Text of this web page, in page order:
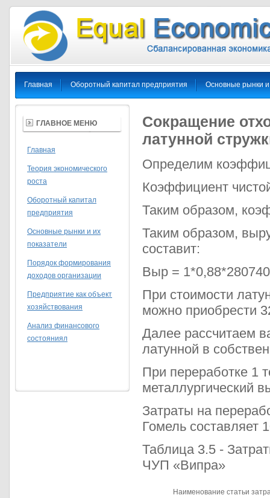
Главная Оборотный капитал предприятия Основные рынки и
Сокращение
латунной
Определим
Коэффициент
Таким образом,
Таким образом,
составит:
Выр =
При стоимости
можно приобрести
Далее рассчитаем
латунной в
При переработке 1
металлургический
Затраты на
Гомель составляет
Таблица 3.5 -
ЧУП «Випра»
Наименование статьи
ГЛАВНОЕ МЕНЮ
Главная
Теория экономического
роста
Оборотный капитал
предприятия
Основные рынки и их
показатели
Порядок формирования
доходов организации
Предприятие как объект
хозяйствования
Анализ финансового
состояниял